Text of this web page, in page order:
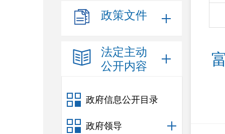
政策文件
法定主动
公开内容
政府信息公开目录
政府领导